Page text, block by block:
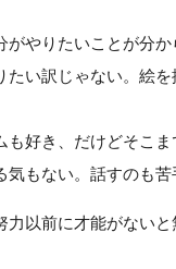
がやりたいことが分
たい訳じゃない。絵
好き、だけどそこま
もない。話すのも苦
力以前に才能がない